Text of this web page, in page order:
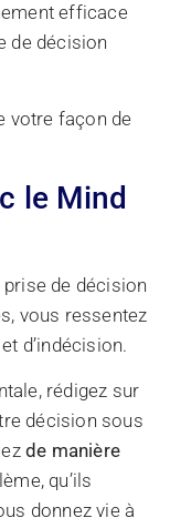
efficace
de décision
votre façon de
le Mind
de décision
vous ressentez
d’indécision.
rédigez sur
décision sous
de manière
qu’ils
donnez vie à